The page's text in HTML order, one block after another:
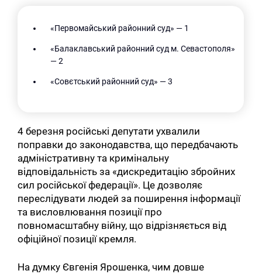
«Первомайський районний суд» — 1
«Балаклавський районний суд м. Севастополя»
— 2
«Совєтський районний суд» — 3
4 березня російські депутати ухвалили
поправки до законодавства, що передбачають
адміністративну та кримінальну
відповідальність за «дискредитацію збройних
сил російської федерації». Це дозволяє
переслідувати людей за поширення інформації
та висловлювання позиції про
повномасштабну війну, що відрізняється від
офіційної позиції кремля.
На думку Євгенія Ярошенка, чим довше